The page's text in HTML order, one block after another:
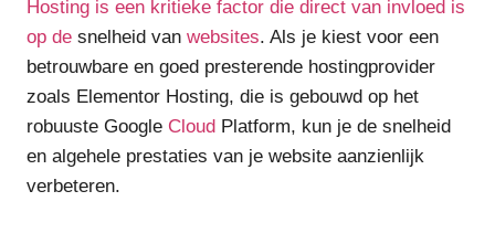
Hosting is een kritieke factor die direct van invloed is
op de snelheid van websites. Als je kiest voor een
betrouwbare en goed presterende hostingprovider
zoals Elementor Hosting, die is gebouwd op het
robuuste Google Cloud Platform, kun je de snelheid
en algehele prestaties van je website aanzienlijk
verbeteren.